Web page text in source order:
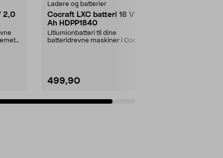
2,0
Ladere og batterier
Cocraft LXC batteri 18 V 4,0
Ah HDPP1840
Litiumionbatteri til dine
batteridrevne maskiner i Cocraft
499,90